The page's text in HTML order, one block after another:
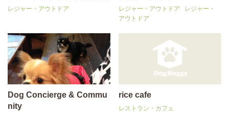
レジャー・アウトドア レジャー・アウトドア
レジャー・
アウトドア
Dog Concierge & Commu
nity
rice cafe
レストラン・カフェ